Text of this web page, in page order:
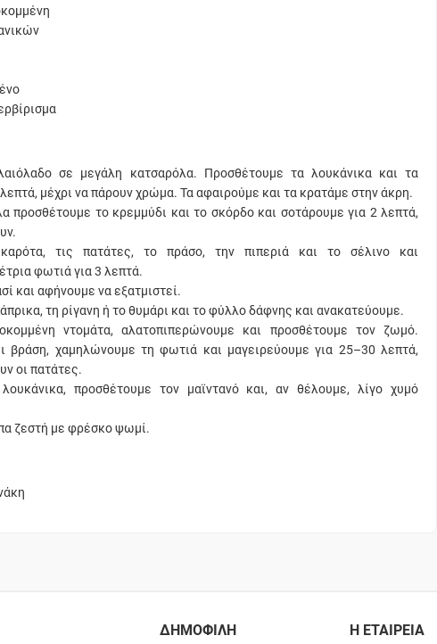
σε μεγάλη κατσαρόλα. Προσθέτουμε τα λουκάνικα και τα
μέχρι να πάρουν χρώμα. Τα αφαιρούμε και τα κρατάμε στην άκρη.
προσθέτουμε το κρεμμύδι και το σκόρδο και σοτάρουμε για 2 λεπτά,
τις πατάτες, το πράσο, την πιπεριά και το σέλινο και
φωτιά για 3 λεπτά.
και αφήνουμε να εξατμιστεί.
τη ρίγανη ή το θυμάρι και το φύλλο δάφνης και ανακατεύουμε.
ντομάτα, αλατοπιπερώνουμε και προσθέτουμε τον ζωμό.
βράση, χαμηλώνουμε τη φωτιά και μαγειρεύουμε για 25–30 λεπτά,
οι πατάτες.
προσθέτουμε τον μαϊντανό και, αν θέλουμε, λίγο χυμό
ζεστή με φρέσκο ψωμί.
ΔΗΜΟΦΙΛΗ Η ΕΤΑΙΡΕΙΑ